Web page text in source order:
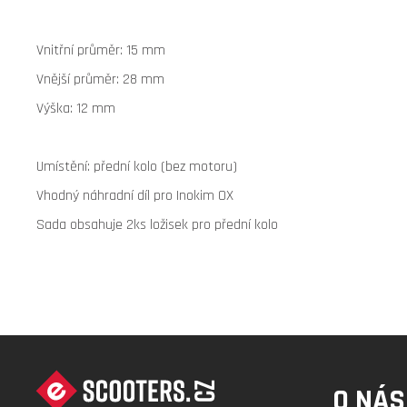
Vnitřní průměr: 15 mm
Vnější průměr: 28 mm
Výška: 12 mm
Umístění: přední kolo (bez motoru)
Vhodný náhradní díl pro Inokim OX
Sada obsahuje 2ks ložisek pro přední kolo